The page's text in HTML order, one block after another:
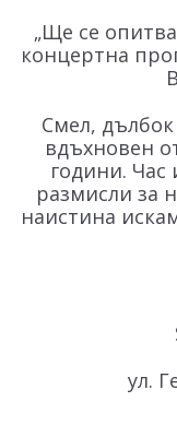
„Ще се
концертна
Смел,
вдъхновен
години.
размисли за
наистина
ул.